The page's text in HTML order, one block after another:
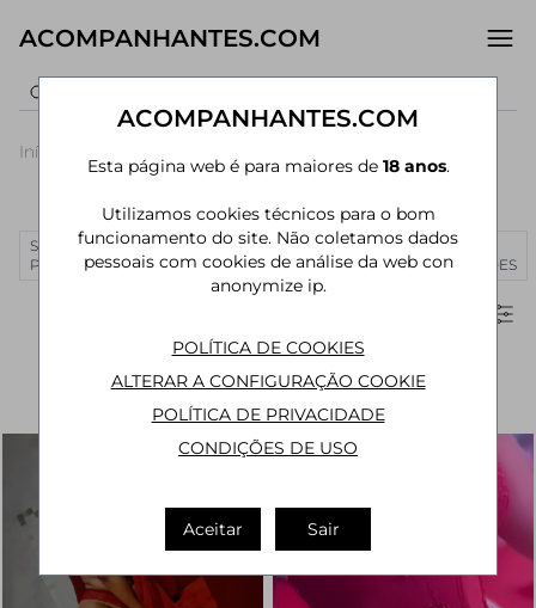
ACOMPANHANTES.COM
Início
SÃO
PAULO
RIO DE
JANEIRO
CURITIBA MANAUS
JOÃO
PESSOA
MAIS
CIDADES
ACOMPANHANTES.COM
Esta página web é para maiores de 18 anos.
Utilizamos cookies técnicos para o bom
funcionamento do site. Não coletamos dados
pessoais com cookies de análise da web con
anonymize ip.
POLÍTICA DE COOKIES
ALTERAR A CONFIGURAÇÃO COOKIE
POLÍTICA DE PRIVACIDADE
CONDIÇÕES DE USO
Aceitar Sair